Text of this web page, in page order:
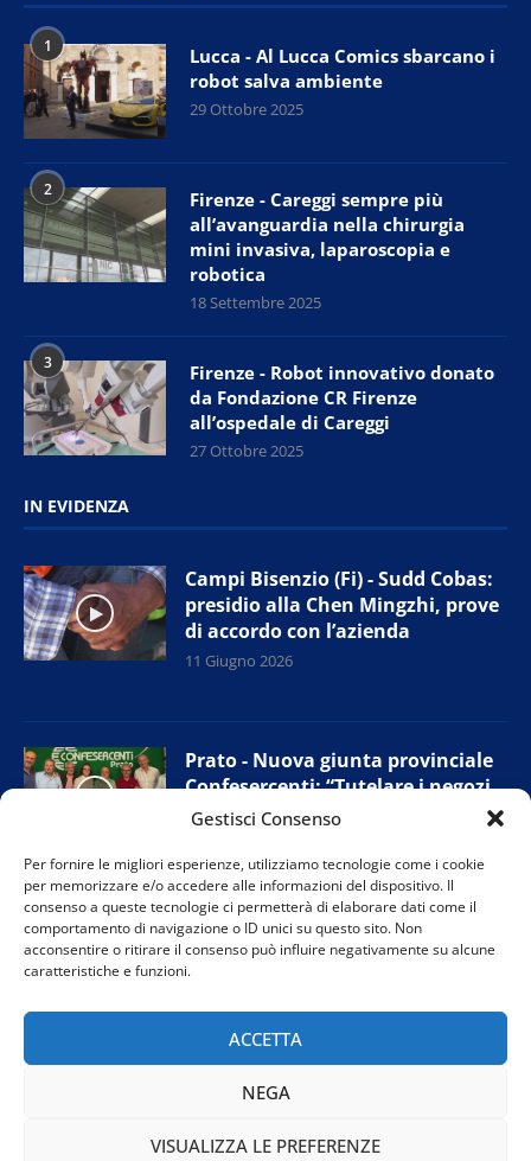
Gestisci Consenso
Per fornire le migliori esperienze, utilizziamo tecnologie come i cookie
per memorizzare e/o accedere alle informazioni del dispositivo. Il
consenso a queste tecnologie ci permetterà di elaborare dati come il
comportamento di navigazione o ID unici su questo sito. Non
acconsentire o ritirare il consenso può influire negativamente su alcune
caratteristiche e funzioni.
ACCETTA
NEGA
VISUALIZZA LE PREFERENZE
1
Lucca - Al Lucca Comics sbarcano i
robot salva ambiente
29 Ottobre 2025
2
Firenze - Careggi sempre più
all’avanguardia nella chirurgia
mini invasiva, laparoscopia e
robotica
18 Settembre 2025
3
Firenze - Robot innovativo donato
da Fondazione CR Firenze
all’ospedale di Careggi
27 Ottobre 2025
IN EVIDENZA
Campi Bisenzio (Fi) - Sudd Cobas:
presidio alla Chen Mingzhi, prove
di accordo con l’azienda
11 Giugno 2026
Prato - Nuova giunta provinciale
Confesercenti: “Tutelare i negozi
di vicinato”
Firenze - “Agripunk”: protesta per
salvare il rifugio per animali